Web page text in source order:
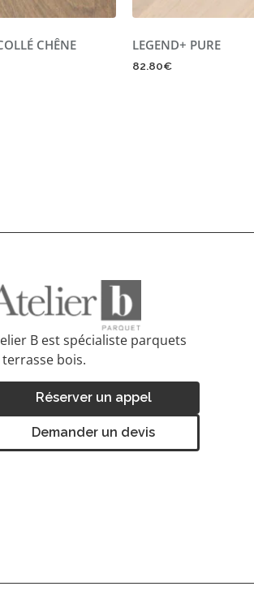
CHÊNE
LEGEND+ PURE
82.80€
B est spécialiste parquets
bois.
Réserver un appel
Demander un devis